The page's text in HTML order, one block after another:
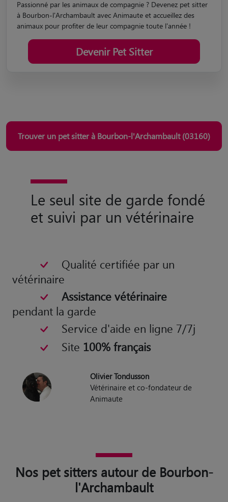
Passionné par les animaux de compagnie ? Devenez pet sitter
à Bourbon-l'Archambault avec Animaute et accueillez des
animaux pour profiter de leur compagnie toute l'année !
Devenir Pet Sitter
Trouver un pet sitter à Bourbon-l'Archambault (03160)
Le seul site de garde fondé
et suivi par un vétérinaire
Qualité certifiée par un
vétérinaire
Assistance vétérinaire
pendant la garde
Service d'aide en ligne 7/7j
Site 100% français
Olivier Tondusson
Vétérinaire et co-fondateur de
Animaute
Nos pet sitters autour de Bourbon-
l'Archambault